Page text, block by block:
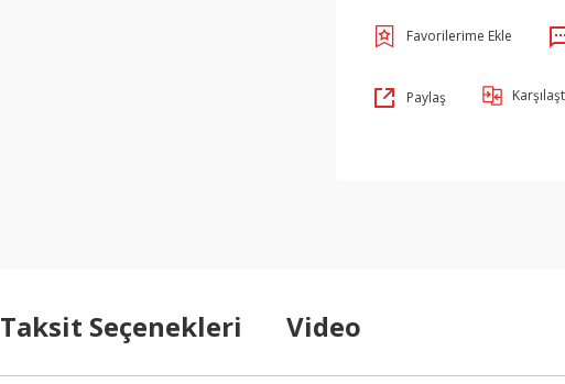
Paylaş
Taksit Seçenekleri Video